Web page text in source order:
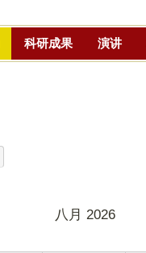
主
要
科研成果 演讲
八月 2026